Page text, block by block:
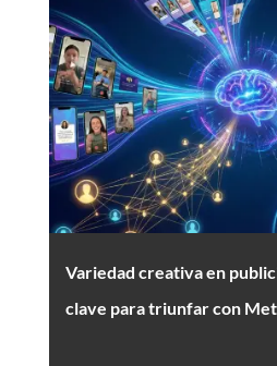
Variedad creativa en
clave para triunfar con